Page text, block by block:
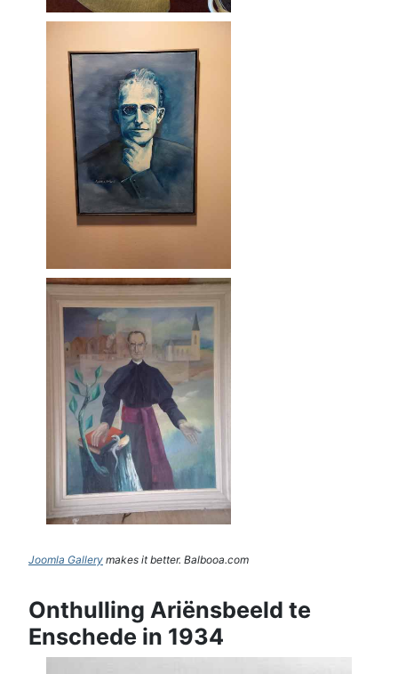
Joomla Gallery makes it better. Balbooa.com
Onthulling Ariënsbeeld te
Enschede in 1934